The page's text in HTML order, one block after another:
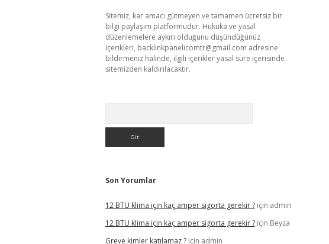
Sitemiz, kar amacı gütmeyen ve tamamen ücretsiz bir
bilgi paylaşım platformudur. Hukuka ve yasal
düzenlemelere aykırı olduğunu düşündüğünüz
içerikleri, backlinkpanelicomtr@gmail.com adresine
bildirmeniz halinde, ilgili içerikler yasal süre içerisinde
sitemizden kaldırılacaktır.
Son Yorumlar
12 BTU klima için kaç amper sigorta gerekir ?için admin
12 BTU klima için kaç amper sigorta gerekir ?için Beyza
Greve kimler katılamaz ?için admin